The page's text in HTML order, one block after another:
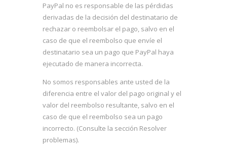
PayPal no es responsable de las pérdidas
derivadas de la decisión del destinatario de
rechazar o reembolsar el pago, salvo en el
caso de que el reembolso que envíe el
destinatario sea un pago que PayPal haya
ejecutado de manera incorrecta.
No somos responsables ante usted de la
diferencia entre el valor del pago original y el
valor del reembolso resultante, salvo en el
caso de que el reembolso sea un pago
incorrecto. (Consulte la sección Resolver
problemas).